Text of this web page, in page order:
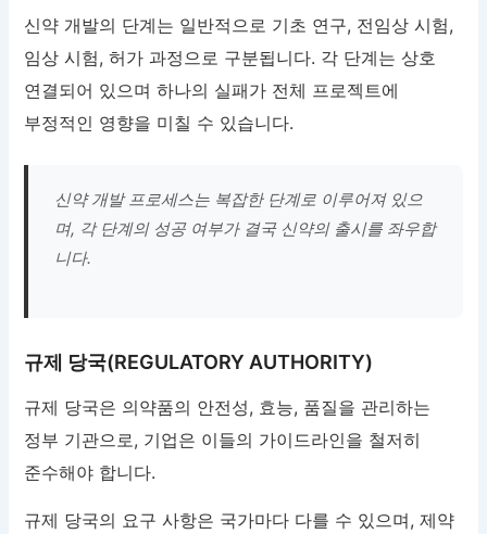
신약 개발의 단계는 일반적으로 기초 연구, 전임상 시험,
임상 시험, 허가 과정으로 구분됩니다. 각 단계는 상호
연결되어 있으며 하나의 실패가 전체 프로젝트에
부정적인 영향을 미칠 수 있습니다.
신약 개발 프로세스는 복잡한 단계로 이루어져 있으
며, 각 단계의 성공 여부가 결국 신약의 출시를 좌우합
니다.
규제 당국(REGULATORY AUTHORITY)
규제 당국은 의약품의 안전성, 효능, 품질을 관리하는
정부 기관으로, 기업은 이들의 가이드라인을 철저히
준수해야 합니다.
규제 당국의 요구 사항은 국가마다 다를 수 있으며, 제약